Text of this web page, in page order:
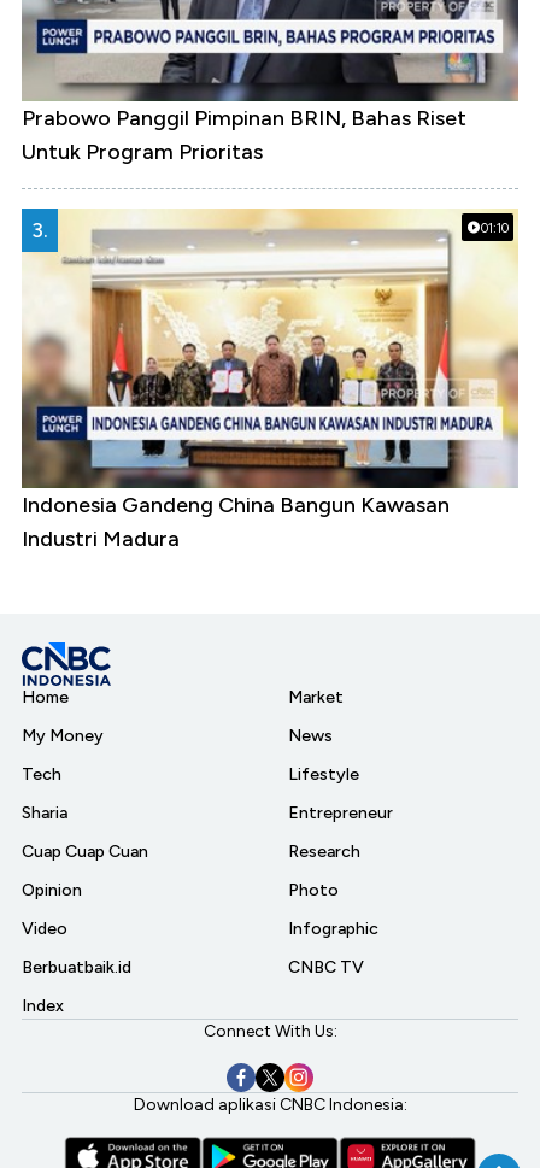
Prabowo Panggil Pimpinan BRIN, Bahas Riset
Untuk Program Prioritas
01:10
3.
Indonesia Gandeng China Bangun Kawasan
Industri Madura
Home
My Money
Tech
Sharia
Cuap Cuap Cuan
Opinion
Video
Berbuatbaik.id
Index
Market
News
Lifestyle
Entrepreneur
Research
Photo
Infographic
CNBC TV
Connect With Us:
Download aplikasi CNBC Indonesia: